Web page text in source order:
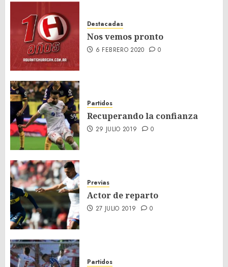
Destacadas
Nos vemos pronto
6 FEBRERO 2020 0
Partidos
Recuperando la confianza
29 JULIO 2019 0
Previas
Actor de reparto
27 JULIO 2019 0
Partidos